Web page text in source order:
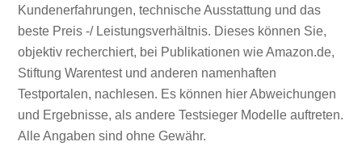
Kundenerfahrungen, technische Ausstattung und das
beste Preis -/ Leistungsverhältnis. Dieses können Sie,
objektiv recherchiert, bei Publikationen wie Amazon.de,
Stiftung Warentest und anderen namenhaften
Testportalen, nachlesen. Es können hier Abweichungen
und Ergebnisse, als andere Testsieger Modelle auftreten.
Alle Angaben sind ohne Gewähr.